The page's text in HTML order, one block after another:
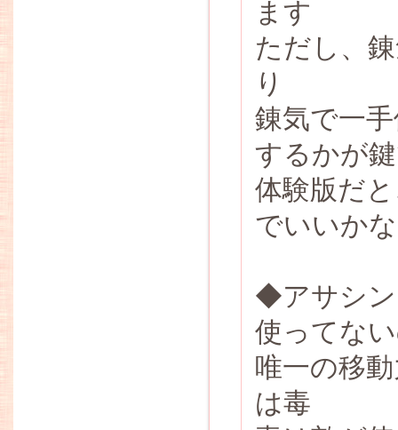
ます
ただし、
り
錬気で一
するかが
体験版だ
でいいかな
◆アサシ
使ってな
唯一の移
は毒